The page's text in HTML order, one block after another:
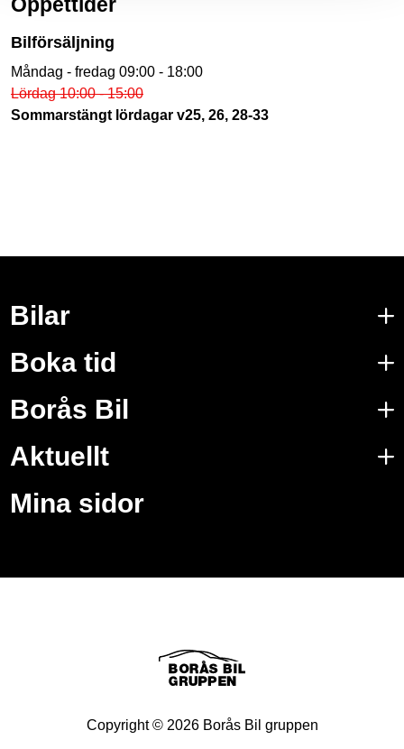
Öppettider
Bilförsäljning
Måndag - fredag 09:00 - 18:00
Lördag 10:00 - 15:00
Sommarstängt lördagar v25, 26, 28-33
Bilar
Boka tid
Borås Bil
Aktuellt
Mina sidor
Copyright © 2026 Borås Bil gruppen